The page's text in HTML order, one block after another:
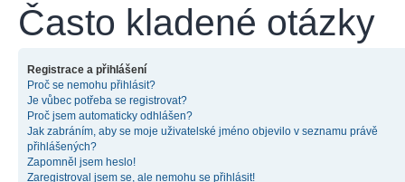
Často kladené otázky
Registrace a přihlášení
Proč se nemohu přihlásit?
Je vůbec potřeba se registrovat?
Proč jsem automaticky odhlášen?
Jak zabráním, aby se moje uživatelské jméno objevilo v seznamu právě
přihlášených?
Zapomněl jsem heslo!
Zaregistroval jsem se, ale nemohu se přihlásit!